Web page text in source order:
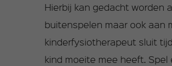
Hierbij kan gedacht worden
buitenspelen maar ook aan
kinderfysiotherapeut sluit
kind moeite mee heeft.